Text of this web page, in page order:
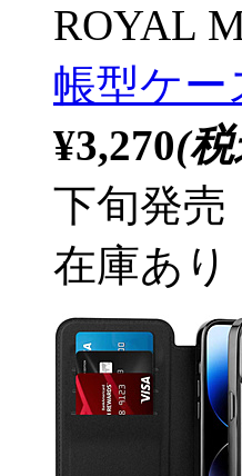
ROYAL
帳型ケー
¥3,270(
下旬発売
在庫あり